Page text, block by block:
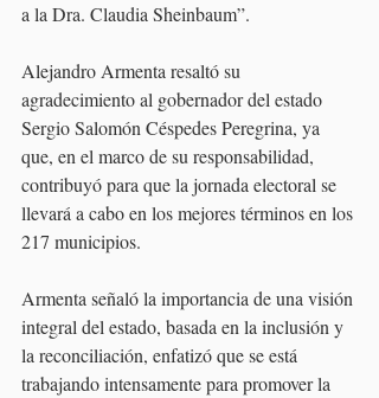
a la Dra. Claudia Sheinbaum”.
Alejandro Armenta resaltó su
agradecimiento al gobernador del estado
Sergio Salomón Céspedes Peregrina, ya
que, en el marco de su responsabilidad,
contribuyó para que la jornada electoral se
llevará a cabo en los mejores términos en los
217 municipios.
Armenta señaló la importancia de una visión
integral del estado, basada en la inclusión y
la reconciliación, enfatizó que se está
trabajando intensamente para promover la